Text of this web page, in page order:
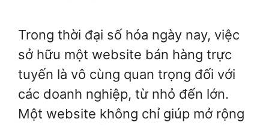
Trong thời đại số hóa ngày nay, việc
sở hữu một website bán hàng trực
tuyến là vô cùng quan trọng đối với
các doanh nghiệp, từ nhỏ đến lớn.
Một website không chỉ giúp mở rộng